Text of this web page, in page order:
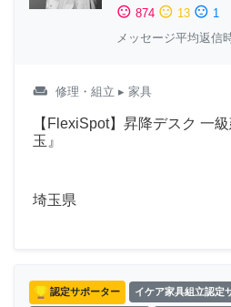
sentiment_satisfied 874 sentiment_neutral 13 sentiment_dissatisfied 1
メッセージ平均返信
weekend 修理・組立 ▸ 家具
【FlexiSpot】昇降デスク 一
玉』
埼玉県
認定サポーター イケア家具組立認定